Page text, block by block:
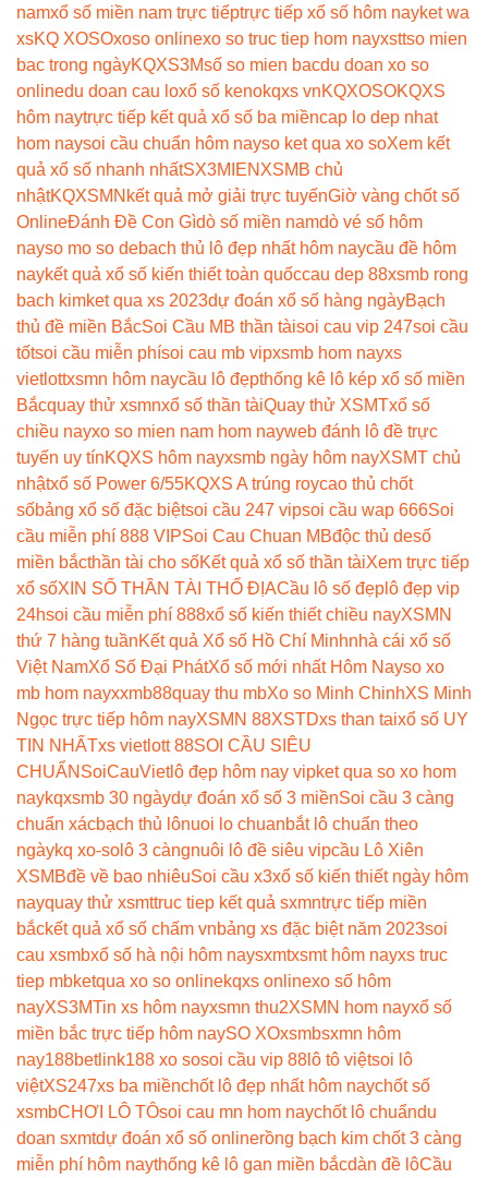
namxổ số miền nam trực tiếptrực tiếp xổ số hôm nayket wa
xsKQ XOSOxoso onlinexo so truc tiep hom nayxsttso mien
bac trong ngàyKQXS3Msố so mien bacdu doan xo so
onlinedu doan cau loxổ số kenokqxs vnKQXOSOKQXS
hôm naytrực tiếp kết quả xổ số ba miềncap lo dep nhat
hom naysoi cầu chuẩn hôm nayso ket qua xo soXem kết
quả xổ số nhanh nhấtSX3MIEN XSMB chủ
nhậtKQXSMN kết quả mở giải trực tuyếnGiờ vàng chốt số
OnlineĐánh Đề Con Gìdò số miền namdò vé số hôm
nayso mo so debach thủ lô đẹp nhất hôm naycầu đề hôm
naykết quả xổ số kiến thiết toàn quốccau dep 88xsmb rong
bach kimket qua xs 2023dự đoán xổ số hàng ngàyBạch
thủ đề miền BắcSoi Cầu MB thần tàisoi cau vip 247soi cầu
tốtsoi cầu miễn phísoi cau mb vipxsmb hom nayxs
vietlottxsmn hôm naycầu lô đẹpthống kê lô kép xổ số miền
Bắcquay thử xsmnxổ số thần tàiQuay thử XSMTxổ số
chiều nayxo so mien nam hom nayweb đánh lô đề trực
tuyến uy tínKQXS hôm nayxsmb ngày hôm nayXSMT chủ
nhậtxổ số Power 6/55KQXS A trúng roycao thủ chốt
sốbảng xổ số đặc biệtsoi cầu 247 vipsoi cầu wap 666Soi
cầu miễn phí 888 VIPSoi Cau Chuan MBđộc thủ desố
miền bắcthần tài cho sốKết quả xổ số thần tàiXem trực tiếp
xổ sốXIN SỐ THẦN TÀI THỔ ĐỊACầu lô số đẹp lô đẹp vip
24hsoi cầu miễn phí 888xổ số kiến thiết chiều nayXSMN
thứ 7 hàng tuầnKết quả Xổ số Hồ Chí Minhnhà cái xổ số
Việt NamXổ Số Đại PhátXổ số mới nhất Hôm Nayso xo
mb hom nayxxmb88quay thu mbXo so Minh ChinhXS Minh
Ngọc trực tiếp hôm nayXSMN 88XSTDxs than taixổ số UY
TIN NHẤTxs vietlott 88SOI CẦU SIÊU
CHUẨN SoiCauVietlô đẹp hôm nay vipket qua so xo hom
naykqxsmb 30 ngàydự đoán xổ số 3 miềnSoi cầu 3 càng
chuẩn xácbạch thủ lônuoi lo chuanbắt lô chuẩn theo
ngàykq xo-so lô 3 càngnuôi lô đề siêu vipcầu Lô Xiên
XSMBđề về bao nhiêuSoi cầu x3xổ số kiến thiết ngày hôm
nayquay thử xsmttruc tiep kết quả sxmntrực tiếp miền
bắckết quả xổ số chấm vnbảng xs đặc biệt năm 2023soi
cau xsmbxổ số hà nội hôm naysxmtxsmt hôm nayxs truc
tiep mbketqua xo so onlinekqxs onlinexo số hôm
nayXS3MTin xs hôm nayxsmn thu2XSMN hom nayxổ số
miền bắc trực tiếp hôm naySO XOxsmbsxmn hôm
nay188betlink188 xo sosoi cầu vip 88 lô tô việtsoi lô
việtXS247xs ba miềnchốt lô đẹp nhất hôm naychốt số
xsmbCHƠI LÔ TÔsoi cau mn hom naychốt lô chuẩndu
doan sxmtdự đoán xổ số onlinerồng bạch kim chốt 3 càng
miễn phí hôm naythống kê lô gan miền bắcdàn đề lôCầu